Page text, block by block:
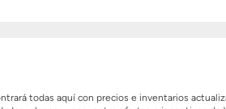
todas aquí con precios e inventarios